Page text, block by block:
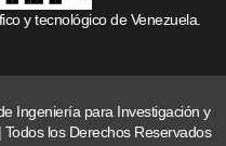
y tecnológico de Venezuela.
Ingeniería para Investigación y
los Derechos Reservados